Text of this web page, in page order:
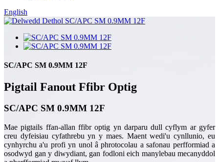
English
SC/APC SM 0.9MM 12F
Pigtail Fanout Ffibr Optig
SC/APC SM 0.9MM 12F
Mae pigtails ffan-allan ffibr optig yn darparu dull cyflym ar gyfer
creu dyfeisiau cyfathrebu yn y maes. Maent wedi'u cynllunio, eu
cynhyrchu a'u profi yn unol â phrotocolau a safonau perfformiad a
osodwyd gan y diwydiant, gan fodloni eich manylebau mecanyddol